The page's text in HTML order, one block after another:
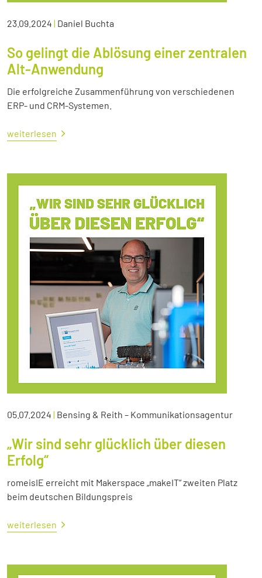
23.09.2024 | Daniel Buchta
So gelingt die Ablösung einer zentralen
Alt-Anwendung
Die erfolgreiche Zusammenführung von verschiedenen
ERP- und CRM-Systemen.
weiterlesen
05.07.2024 | Bensing & Reith – Kommunikationsagentur
„Wir sind sehr glücklich über diesen
Erfolg“
romeisIE erreicht mit Makerspace „makeIT“ zweiten Platz
beim deutschen Bildungspreis
weiterlesen